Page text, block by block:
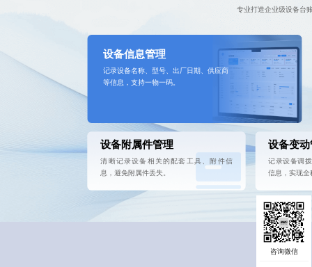
专业打造企业级设备台
设备信息管理
记录设备名称、型号、出厂日期、供应商
等信息，支持一物一码。
设备附属件管理
清晰记录设备相关的配套工具、附件信
息，避免附属件丢失。
设备变动
记录设备调
信息，实现全